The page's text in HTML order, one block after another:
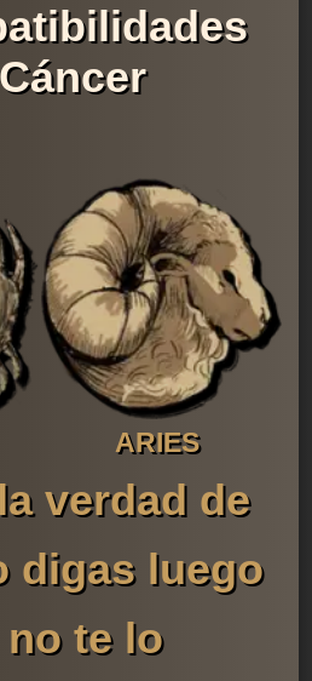
ARIES
verdad de
digas luego
te lo